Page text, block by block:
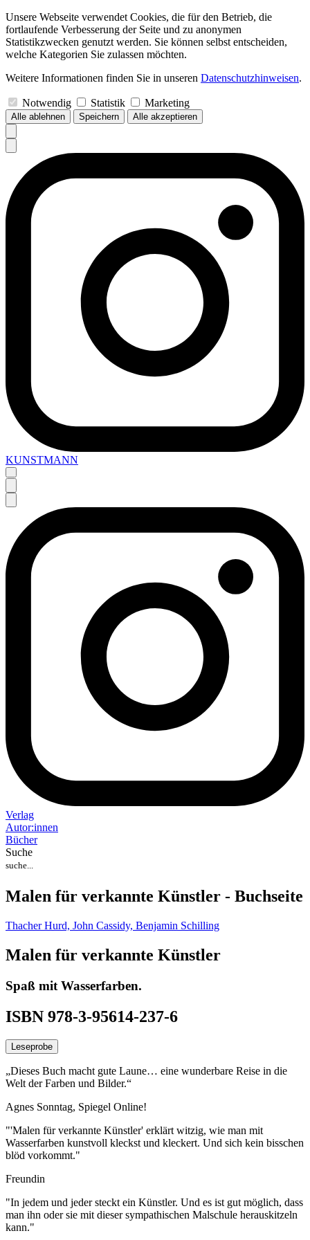
Unsere Webseite verwendet Cookies, die für den Betrieb, die
fortlaufende Verbesserung der Seite und zu anonymen
Statistikzwecken genutzt werden. Sie können selbst entscheiden,
welche Kategorien Sie zulassen möchten.
Weitere Informationen finden Sie in unseren Datenschutzhinweisen.
Notwendig Statistik Marketing
Alle ablehnen Speichern Alle akzeptieren
KUNSTMANN
Verlag
Autor:innen
Bücher
Suche
Malen für verkannte Künstler - Buchseite
Thacher Hurd, John Cassidy, Benjamin Schilling
Malen für verkannte Künstler
Spaß mit Wasserfarben.
ISBN 978-3-95614-237-6
Leseprobe
„Dieses Buch macht gute Laune… eine wunderbare Reise in die
Welt der Farben und Bilder.“
Agnes Sonntag, Spiegel Online!
"'Malen für verkannte Künstler' erklärt witzig, wie man mit
Wasserfarben kunstvoll kleckst und kleckert. Und sich kein bisschen
blöd vorkommt."
Freundin
"In jedem und jeder steckt ein Künstler. Und es ist gut möglich, dass
man ihn oder sie mit dieser sympathischen Malschule herauskitzeln
kann."